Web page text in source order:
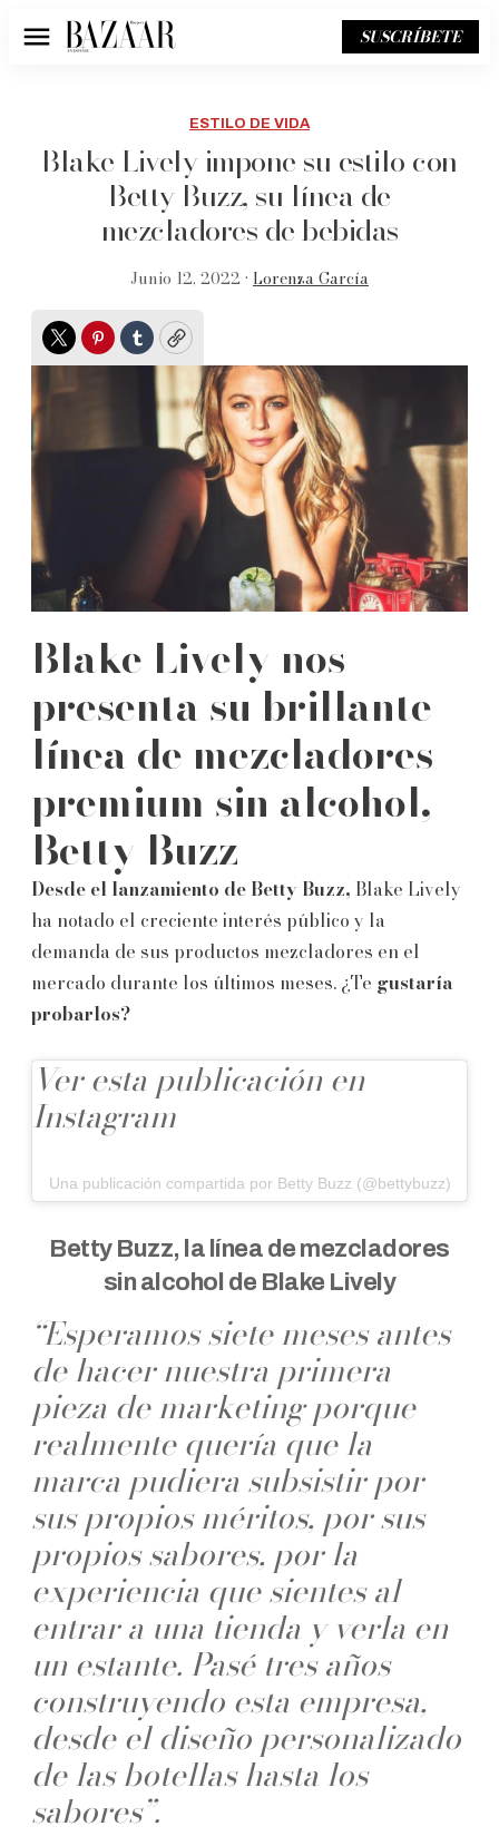
Menú SUSCRÍBETE
ESTILO DE VIDA
Blake Lively impone su estilo con
Betty Buzz, su línea de
mezcladores de bebidas
Junio 12, 2022 • Lorenza García
TwitterPinterest
TumblrCopy
Blake Lively nos
presenta su brillante
línea de mezcladores
premium sin alcohol,
Betty Buzz
Desde el lanzamiento de Betty Buzz, Blake Lively
ha notado el creciente interés público y la
demanda de sus productos mezcladores en el
mercado durante los últimos meses. ¿Te gustaría
probarlos?
Ver esta publicación en
Instagram
Una publicación compartida por Betty Buzz (@bettybuzz)
Betty Buzz, la línea de mezcladores
sin alcohol de Blake Lively
“Esperamos siete meses antes
de hacer nuestra primera
pieza de marketing porque
realmente quería que la
marca pudiera subsistir por
sus propios méritos, por sus
propios sabores, por la
experiencia que sientes al
entrar a una tienda y verla en
un estante. Pasé tres años
construyendo esta empresa,
desde el diseño personalizado
de las botellas hasta los
sabores”.